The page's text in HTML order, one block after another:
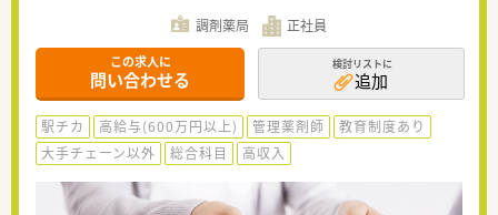
調剤薬局 正社員
この求人に
問い合わせる
検討リストに
追加
駅チカ 高給与(600万円以上) 管理薬剤師
教育制度あり
大手チェーン以外
総合科目 高収入